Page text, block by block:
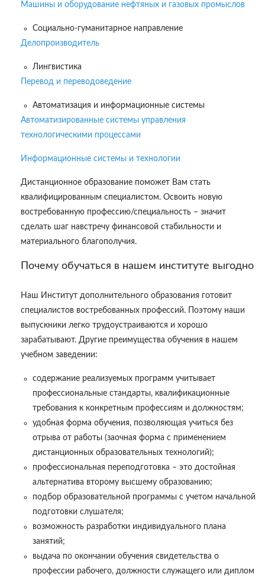
Машины и оборудование нефтяных и газовых промыслов
Социально-гуманитарное направление
Делопроизводитель
Лингвистика
Перевод и переводоведение
Автоматизация и информационные системы
Автоматизированные системы управления
технологическими процессами
Информационные системы и технологии
Дистанционное образование поможет Вам стать
квалифицированным специалистом. Освоить новую
востребованную профессию/специальность – значит
сделать шаг навстречу финансовой стабильности и
материального благополучия.
Почему обучаться в нашем институте выгодно
Наш Институт дополнительного образования готовит
специалистов востребованных профессий. Поэтому наши
выпускники легко трудоустраиваются и хорошо
зарабатывают. Другие преимущества обучения в нашем
учебном заведении:
содержание реализуемых программ учитывает
профессиональные стандарты, квалификационные
требования к конкретным профессиям и должностям;
удобная форма обучения, позволяющая учиться без
отрыва от работы (заочная форма с применением
дистанционных образовательных технологий);
профессиональная переподготовка – это достойная
альтернатива второму высшему образованию;
подбор образовательной программы с учетом начальной
подготовки слушателя;
возможность разработки индивидуального плана
занятий;
выдача по окончании обучения свидетельства о
профессии рабочего, должности служащего или диплом